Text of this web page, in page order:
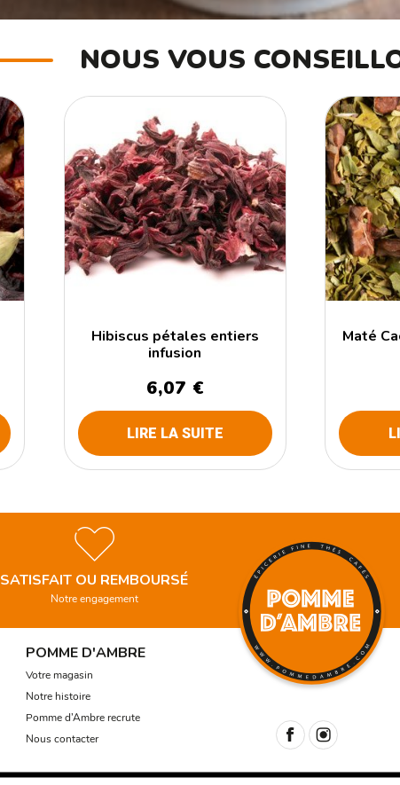
NOUS VOUS
Hibiscus pétales entiers
infusion
6,07 €
LIRE LA SUITE
Maté
SATISFAIT OU REMBOURSÉ
Notre engagement
POMME D'AMBRE
Votre magasin
Notre histoire
Pomme d’Ambre recrute
Nous contacter